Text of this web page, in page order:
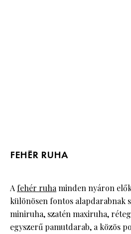
FEHÉR RUHA
A fehér ruhaminden nyáron
különösen fontos alapdarabnak
miniruha, szatén maxiruha,
egyszerű pamutdarab, a közös